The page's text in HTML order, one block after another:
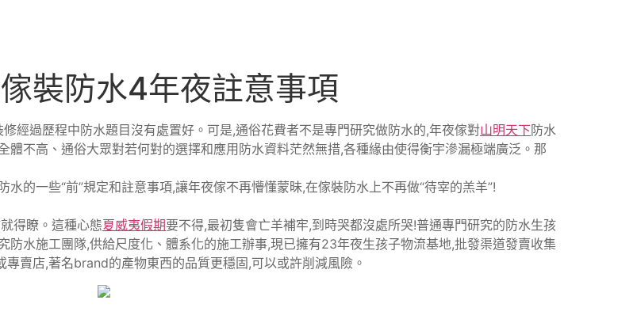
裝防水4年夜註意事項
經過歷程中防水題目沒有處置好。可是,通俗花費者不是專門研究做防水的,年夜傢對山明天下防水
不高、通俗大眾對若何對的選擇和應用防水資料茫然無措,各種緣由使得衡宇滲漏極端廣泛。那
的一些“前”規定和註意事項,讓年夜傢不再懵懂蒙昧,在傢裝防水上不再做“待宰的羔羊”!
得瞭。這種心態夏威夷假期要不得,最初隻會亡羊補牢,到時哭都沒處所哭!普通專門研究的防水生孩
水施工團隊,供給尺度化、體系化的施工辦事,現已擁有23年夜生孩子物流基地,批發渠道發賣收集
專賣店,著名brand的產物東西的品質更穩固,可以或許削減風險。